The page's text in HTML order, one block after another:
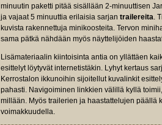
minuutin paketti pitää sisällään 2-minuuttisen
ja vajaat 5 minuuttia erilaisia sarjan trailereita.
kuvista rakennettuja minikoosteita. Tervon
sama pätkä nähdään myös näyttelijöiden
Lisämateriaalin kiintoisinta antia on yllättäen
esittelyt löytyvät internetistäkin. Lyhyt kertaus
Kerrostalon ikkunoihin sijoitellut kuvalinkit
pahasti. Navigoiminen linkkien välillä kyllä
millään. Myös trailerien ja haastattelujen päällä
voimakkuudella.